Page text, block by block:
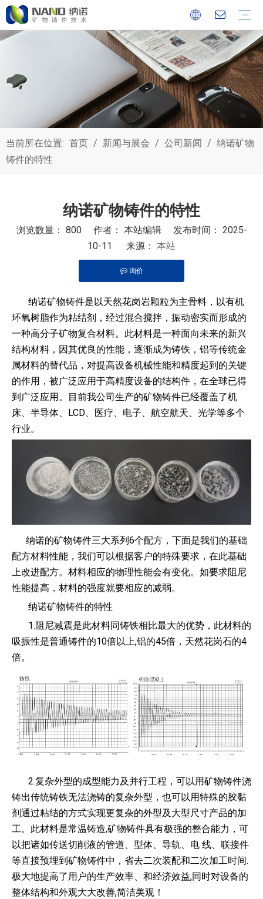
当前所在位置: 首页 / 新闻与展会 / 公司新闻 / 纳诺矿物
铸件的特性
纳诺矿物铸件的特性
浏览数量： 800作者： 本站编辑 发布时间： 2025-
10-11 来源： 本站
询价
纳诺矿物铸件是以天然花岗岩颗粒为主骨料，以有机
环氧树脂作为粘结剂，经过混合搅拌，振动密实而形成的
一种高分子矿物复合材料。此材料是一种面向未来的新兴
结构材料，因其优良的性能，逐渐成为铸铁，铝等传统金
属材料的替代品，对提高设备机械性能和精度起到的关键
的作用，被广泛应用于高精度设备的结构件，在全球已得
到广泛应用。目前我公司生产的矿物铸件已经覆盖了机
床、半导体、LCD、医疗、电子、航空航天、光学等多个
行业。
纳诺的矿物铸件三大系列6个配方，下面是我们的基础
配方材料性能，我们可以根据客户的特殊要求，在此基础
上改进配方。材料相应的物理性能会有变化。如要求阻尼
性能提高，材料的强度就要相应的减弱。
纳诺矿物铸件的特性
1.阻尼减震是此材料同铸铁相比最大的优势，此材料的
吸振性是普通铸件的10倍以上,铝的45倍，天然花岗石的4
倍。
2.复杂外型的成型能力及并行工程，可以用矿物铸件浇
铸出传统铸铁无法浇铸的复杂外型，也可以用特殊的胶黏
剂通过粘结的方式实现更复杂的外型及大型尺寸产品的加
工。此材料是常温铸造,矿物铸件具有极强的整合能力，可
以把诸如传送切削液的管道、型体、导轨、电 线、联接件
等直接预埋到矿物铸件中，省去二次装配和二次加工时间.
极大地提高了用户的生产效率、和经济效益,同时对设备的
整体结构和外观大大改善,简洁美观！